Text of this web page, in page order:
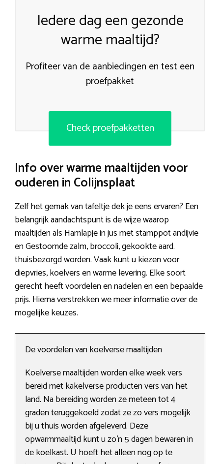
Iedere dag een gezonde
warme maaltijd?
Profiteer van de aanbiedingen en test een
proefpakket
Check proefpakketten
Info over warme maaltijden voor
ouderen in Colijnsplaat
Zelf het gemak van tafeltje dek je eens ervaren? Een
belangrijk aandachtspunt is de wijze waarop
maaltijden als Hamlapje in jus met stamppot andijvie
en Gestoomde zalm, broccoli, gekookte aard.
thuisbezorgd worden. Vaak kunt u kiezen voor
diepvries, koelvers en warme levering. Elke soort
gerecht heeft voordelen en nadelen en een bepaalde
prijs. Hierna verstrekken we meer informatie over de
mogelijke keuzes.
De voordelen van koelverse maaltijden
Koelverse maaltijden worden elke week vers
bereid met kakelverse producten vers van het
land. Na bereiding worden ze meteen tot 4
graden teruggekoeld zodat ze zo vers mogelijk
bij u thuis worden afgeleverd. Deze
opwarmmaaltijd kunt u zo’n 5 dagen bewaren in
de koelkast. U hoeft het alleen nog op te